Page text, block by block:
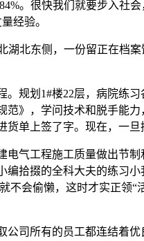
。很快我们就要步入社
经验。
东侧，一份留正在档
划1#楼22层，病院练
》，学问技术和脱手能
单上签了字。现在，一旦
工程施工质量做出节
拾掇的全科大夫的练习
会偷懒，这时才实正领
所有的员工都连结着